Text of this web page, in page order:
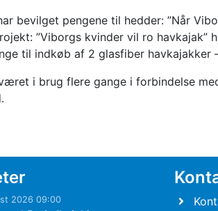
bevilget pengene til hedder: ”Når
”Viborgs kvinder vil ro havkajak”
til indkøb af 2 glasfiber havkajakker
i brug flere gange i forbindelse
2026 09:00